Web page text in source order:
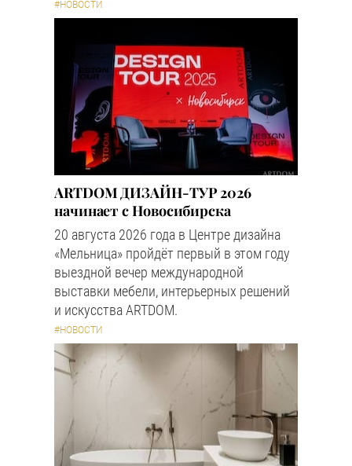
#НОВОСТИ
ARTDOM ДИЗАЙН-ТУР 2026
начинает с Новосибирска
20 августа 2026 года в Центре дизайна
«Мельница» пройдёт первый в этом году
выездной вечер международной
выставки мебели, интерьерных решений
и искусства ARTDOM.
#НОВОСТИ